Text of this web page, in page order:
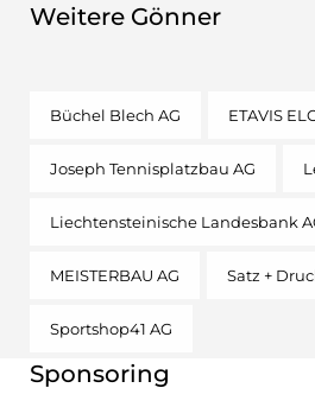
Weitere Gönner
Büchel Blech AG ETAVIS
Joseph Tennisplatzbau AG
Liechtensteinische Landesbank
MEISTERBAU AG Satz +
Sportshop41 AG
Sponsoring